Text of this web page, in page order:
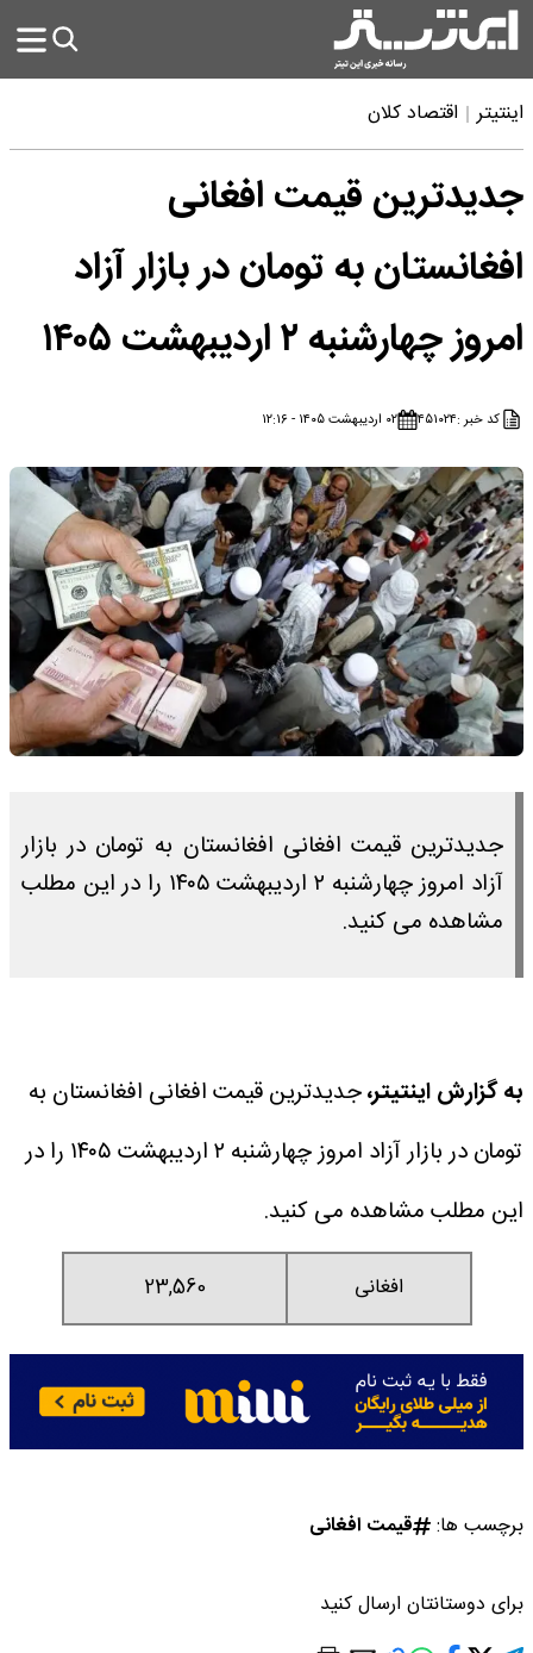
اینتیتر اقتصاد کلان
جدیدترین قیمت افغانی
افغانستان به تومان در بازار آزاد
امروز چهارشنبه ۲ اردیبهشت ۱۴۰۵
کد خبر :۴۵۱۰۲۴ ۰۲ اردیبهشت ۱۴۰۵ - ۱۲:۱۶
جدیدترین قیمت افغانی افغانستان به تومان در بازار
آزاد امروز چهارشنبه ۲ اردیبهشت ۱۴۰۵ را در این مطلب
مشاهده می کنید.
به گزارش اینتیتر،جدیدترین قیمت افغانی افغانستان به
تومان در بازار آزاد امروز چهارشنبه ۲ اردیبهشت ۱۴۰۵ را در
این مطلب مشاهده می کنید.
افغانی 23,560
برچسب ها: قیمت افغانی
برای دوستانتان ارسال کنید